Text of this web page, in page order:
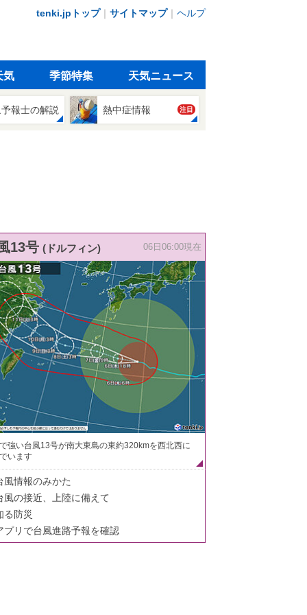
tenki.jpトップ｜ サイトマップ｜ ヘルプ
気 季節特集 天気ニュース
報士の解説 熱中症情報 注目
13号 (ドルフィン) 06日06:00現在
強い台風13号が南大東島の東約320kmを西北西に
います
風情報のみかた
風の接近、上陸に備えて
る防災
プリで台風進路予報を確認